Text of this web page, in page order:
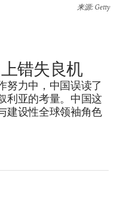
来源: Getty
错失良机
努力中，中国误读了
利亚的考量。中国这
建设性全球领袖角色